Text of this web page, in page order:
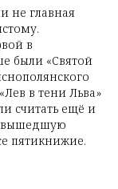
не главная
в
были «Святой
в тени Льва»
считать ещё и
вышедшую
пятикнижие.